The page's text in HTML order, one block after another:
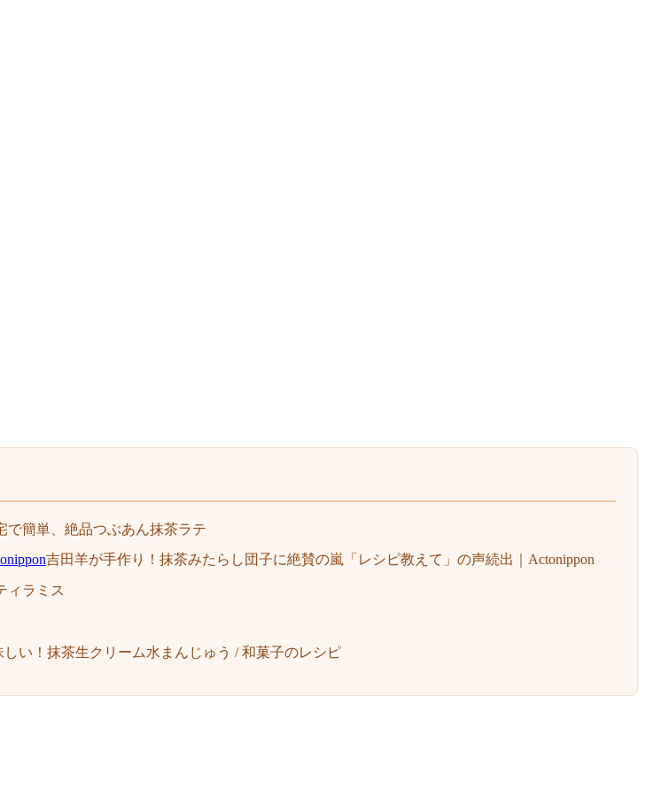
で簡単、絶品つぶあん抹茶ラテ
吉田羊が手作り！抹茶みたらし団子に絶賛の嵐「レシピ教えて」の声続出｜Actonippon
ィラミス
い！抹茶生クリーム水まんじゅう / 和菓子のレシピ